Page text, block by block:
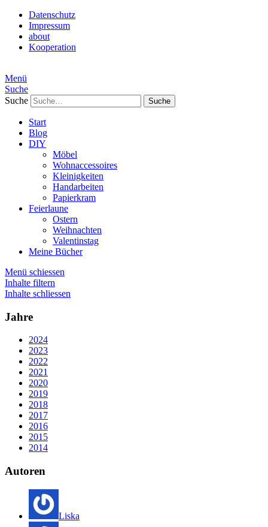
Datenschutz
Impressum
about
Kooperation
Menü
Suche
Suche
Start
Blog
DIY
Möbel
Wohnaccessoires
Kleinigkeiten
Handarbeiten
Papierkram
Feierlaune
Ostern
Weihnachten
Valentinstag
Meine Bücher
Menü schiessen
Inhalte filtern
Inhalte schliessen
Jahre
2024
2023
2022
2021
2020
2019
2018
2017
2016
2015
2014
Autoren
Liska